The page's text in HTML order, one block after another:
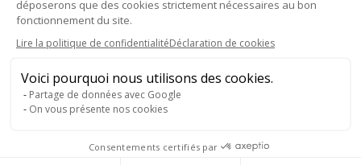
Pour votre santé, mangez au moins cinq fruits et légumes par jour.
déposerons que des cookies strictement nécessaires au bon
fonctionnement du site.
Lire la politique de confidentialitéDéclaration de cookies
Voici pourquoi nous utilisons des cookies.
Partage de données avec Google
On vous présente nos cookies
Consentements certifiés par